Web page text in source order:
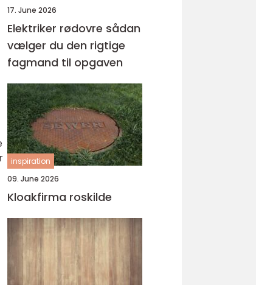
17. June 2026
Elektriker rødovre sådan
vælger du den rigtige
fagmand til opgaven
inspiration
09. June 2026
Kloakfirma roskilde